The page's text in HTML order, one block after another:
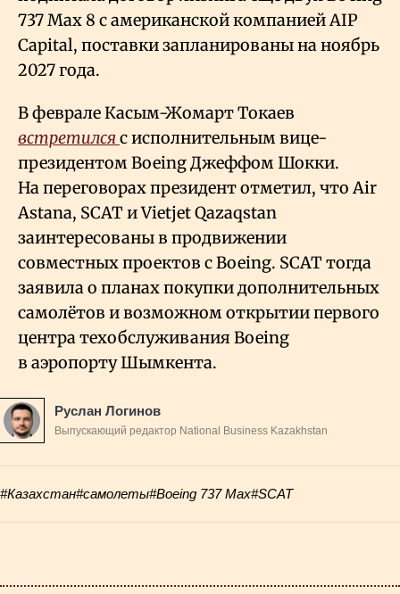
737 Max 8 с американской компанией AIP
Capital, поставки запланированы на ноябрь
2027 года.
В феврале Касым-Жомарт Токаев
встретился с исполнительным вице-
президентом Boeing Джеффом Шокки.
На переговорах президент отметил, что Air
Astana, SCAT и Vietjet Qazaqstan
заинтересованы в продвижении
совместных проектов с Boeing. SCAT тогда
заявила о планах покупки дополнительных
самолётов и возможном открытии первого
центра техобслуживания Boeing
в аэропорту Шымкента.
Руслан Логинов
Выпускающий редактор National Business Kazakhstan
#Казахстан#самолеты#Boeing 737 Max#SCAT